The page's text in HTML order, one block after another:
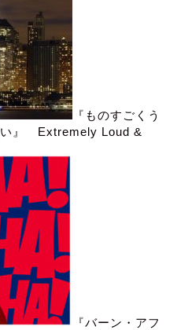
『ものすごくう
い』 Extremely Loud &
『バーン・アフ